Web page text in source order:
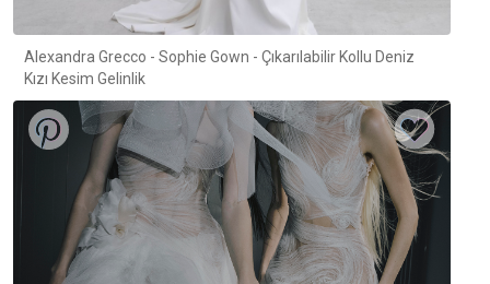
Alexandra Grecco - Sophie Gown - Çıkarılabilir Kollu Deniz
Kızı Kesim Gelinlik